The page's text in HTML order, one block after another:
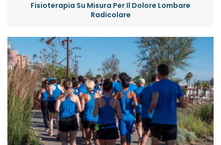
Fisioterapia Su Misura Per Il Dolore Lombare
Radicolare